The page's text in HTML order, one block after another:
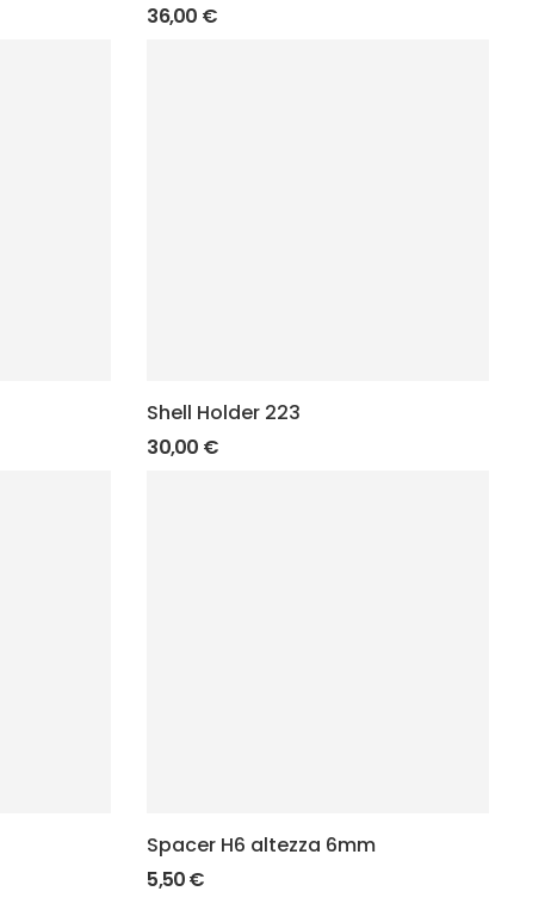
36,00 €
Shell Holder 223
30,00 €
Spacer H6 altezza 6mm
5,50€